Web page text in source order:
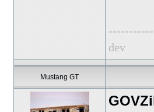
dev
Mustang GT